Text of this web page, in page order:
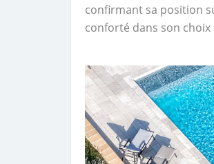
confirmant sa position
conforté dans son